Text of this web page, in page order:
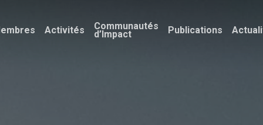
Activités Communautés
d’Impact Publications